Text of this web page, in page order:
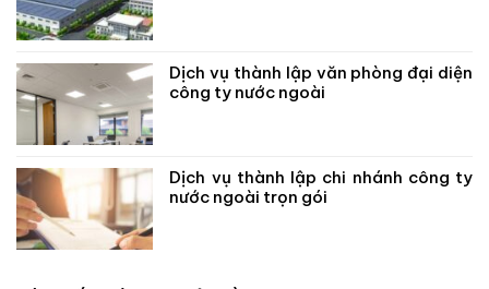
Dịch vụ thành lập văn phòng đại diện
công ty nước ngoài
Dịch vụ thành lập chi nhánh công ty
nước ngoài trọn gói